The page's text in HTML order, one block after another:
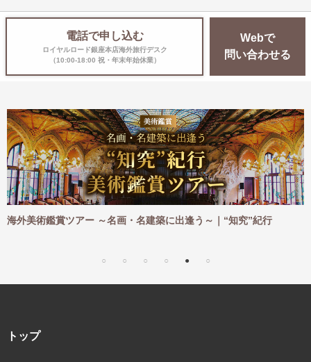
電話で申し込む
ロイヤルロード銀座本店海外旅行デスク
（10:00-18:00 祝・年末年始休業）
Webで
問い合わせる
海外美術鑑賞ツアー ～名画・名建築に出逢う～｜“知究”紀行
トップ